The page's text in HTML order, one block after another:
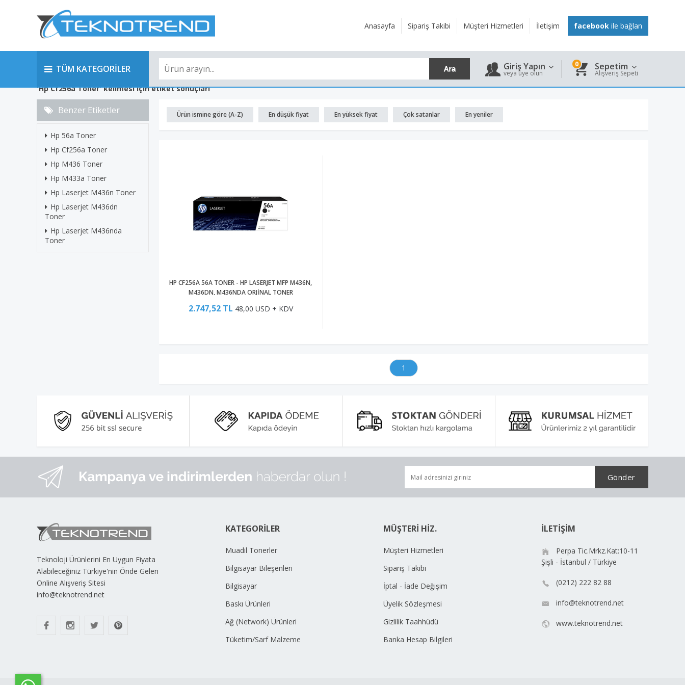
Anasayfa Sipariş Takibi Müşteri Hizmetleri İletişim facebook ile bağlan
TÜM KATEGORİLER Giriş Yapın
veya üye olun
0 Sepetim
Alışveriş Sepeti
'Hp Cf256a Toner' kelimesi için etiket sonuçları
Benzer Etiketler
Hp 56a Toner
Hp Cf256a Toner
Hp M436 Toner
Hp M433a Toner
Hp Laserjet M436n Toner
Hp Laserjet M436dn
Toner
Hp Laserjet M436nda
Toner
Ürün ismine göre (A-Z) En düşük fiyat En yüksek fiyat Çok satanlar En yeniler
HP CF256A 56A TONER - HP LASERJET MFP M436N,
M436DN, M436NDA ORJİNAL TONER
2.747,52 TL 48,00 USD + KDV
1
Teknoloji Ürünlerini En Uygun Fiyata
Alabileceğiniz Türkiye'nin Önde Gelen
Online Alışveriş Sitesi
info@teknotrend.net
KATEGORİLER
Muadil Tonerler
Bilgisayar Bileşenleri
Bilgisayar
Baskı Ürünleri
Ağ (Network) Ürünleri
Tüketim/Sarf Malzeme
MÜŞTERİ HİZ.
Müşteri Hizmetleri
Sipariş Takibi
İptal - İade Değişim
Üyelik Sözleşmesi
Gizlilik Taahhüdü
Banka Hesap Bilgileri
İLETİŞİM
Perpa Tic.Mrkz.Kat:10-11
Şişli - İstanbul / Türkiye
(0212) 222 82 88
info@teknotrend.net
www.teknotrend.net